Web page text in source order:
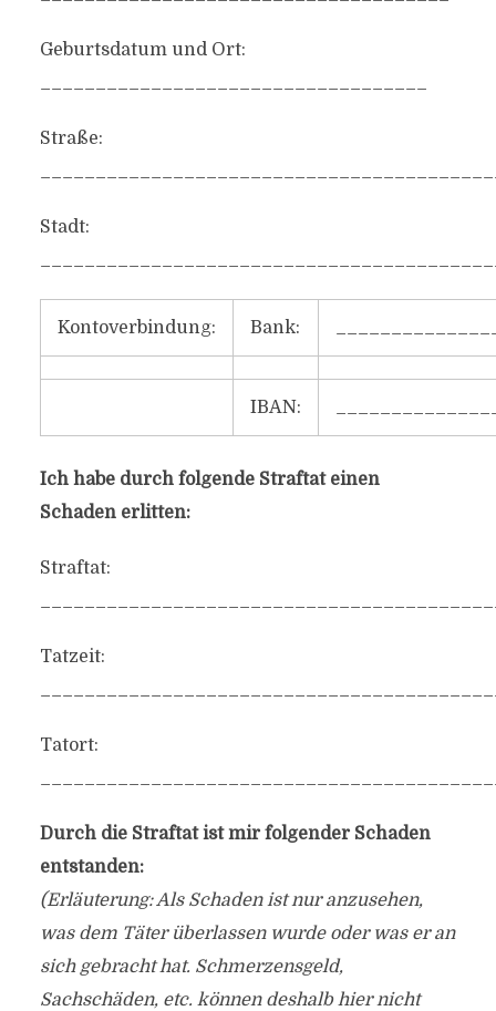
Geburtsdatum und Ort:
Straße:
Stadt:
Kontoverbindung: Bank:
IBAN:
Ich habe durch folgende Straftat einen
Schaden erlitten:
Straftat:
Tatzeit:
Tatort:
Durch die Straftat ist mir folgender Schaden
entstanden:
(Erläuterung: Als Schaden ist nur anzusehen,
was dem Täter überlassen wurde oder was er an
sich gebracht hat. Schmerzensgeld,
Sachschäden, etc. können deshalb hier nicht